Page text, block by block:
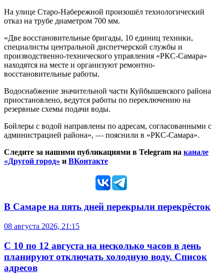
На улице Старо-Набережной произошёл технологический
отказ на трубе диаметром 700 мм.
«Две восстановительные бригады, 10 единиц техники,
специалисты центральной диспетчерской службы и
производственно-технического управления «РКС-Самара»
находятся на месте и организуют ремонтно-
восстановительные работы.
Водоснабжение значительной части Куйбышевского района
приостановлено, ведутся работы по переключению на
резервные схемы подачи воды.
Бойлеры с водой направлены по адресам, согласованными с
администрацией района», — пояснили в «РКС-Самара».
Следите за нашими публикациями в Telegram на канале
«Другой город» и ВКонтакте
В Самаре на пять дней перекрыли перекрёсток
08 августа 2026, 21:15
С 10 по 12 августа на несколько часов в день
планируют отключать холодную воду. Список
адресов